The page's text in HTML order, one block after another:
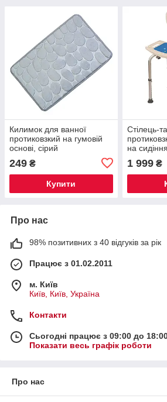
Килимок для ванної
протиковзкий на гумовій
основі, сірий
249 ₴
Купити
Стілець-
на
1 999₴
Про нас
98% позитивних з 40 відгуків за рік
Працює з 01.02.2011
м. Київ
Київ, Київ, Україна
Контакти
Сьогодні працює з 09:00 до
Показати весь графік роботи
Про нас